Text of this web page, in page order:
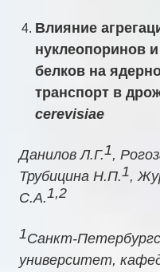
Влияние
нуклеопоринов
белков на
транспорт в
cerevisiae
Данилов Л.Г.1,
Трубицина Н.П.1,
С.А.1,2
1Санкт-
университет,